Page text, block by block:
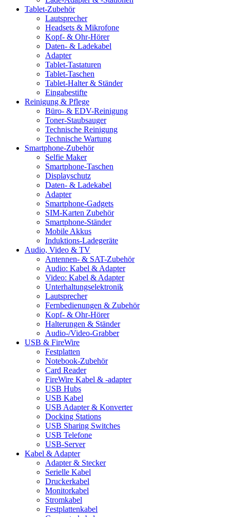
Tablet-Zubehör
Lautsprecher
Headsets & Mikrofone
Kopf- & Ohr-Hörer
Daten- & Ladekabel
Adapter
Tablet-Tastaturen
Tablet-Taschen
Tablet-Halter & Ständer
Eingabestifte
Reinigung & Pflege
Büro- & EDV-Reinigung
Toner-Staubsauger
Technische Reinigung
Technische Wartung
Smartphone-Zubehör
Selfie Maker
Smartphone-Taschen
Displayschutz
Daten- & Ladekabel
Adapter
Smartphone-Gadgets
SIM-Karten Zubehör
Smartphone-Ständer
Mobile Akkus
Induktions-Ladegeräte
Audio, Video & TV
Antennen- & SAT-Zubehör
Audio: Kabel & Adapter
Video: Kabel & Adapter
Unterhaltungselektronik
Lautsprecher
Fernbedienungen & Zubehör
Kopf- & Ohr-Hörer
Halterungen & Ständer
Audio-/Video-Grabber
USB & FireWire
Festplatten
Notebook-Zubehör
Card Reader
FireWire Kabel & -adapter
USB Hubs
USB Kabel
USB Adapter & Konverter
Docking Stations
USB Sharing Switches
USB Telefone
USB-Server
Kabel & Adapter
Adapter & Stecker
Serielle Kabel
Druckerkabel
Monitorkabel
Stromkabel
Festplattenkabel